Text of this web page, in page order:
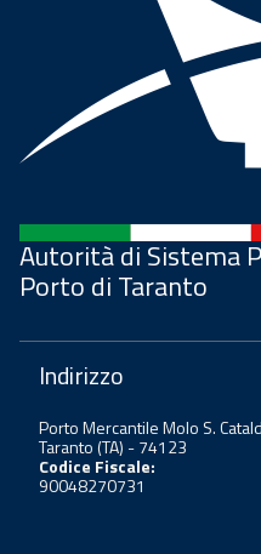
Autorità di Sistema
Porto di Taranto
Indirizzo
Porto Mercantile Molo S.
Taranto (TA) - 74123
Codice Fiscale:
90048270731